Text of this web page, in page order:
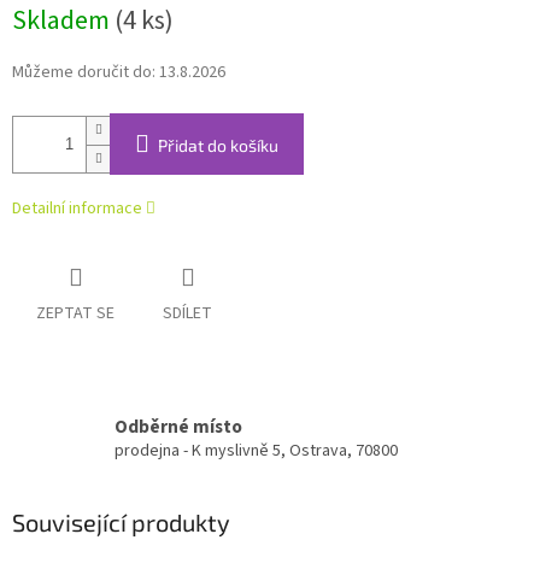
cena:
Skladem (4 ks)
Můžeme doručit do: 13.8.2026
Přidat do košíku
Detailní informace
ZEPTAT SE SDÍLET
Odběrné místo
prodejna - K myslivně 5, Ostrava, 70800
Související produkty